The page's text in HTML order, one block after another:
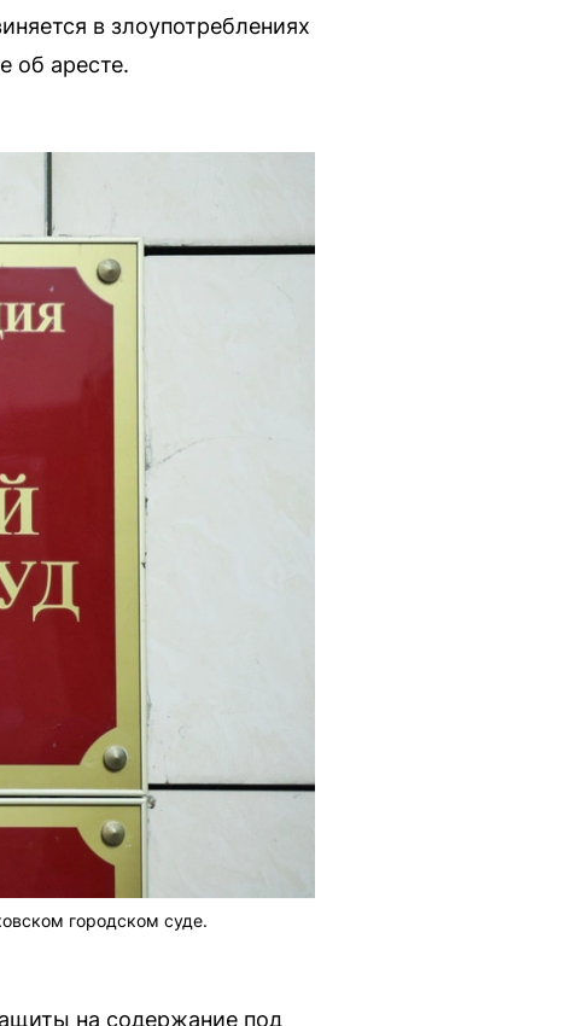
в злоупотреблениях
об аресте.
городском суде.
на содержание под